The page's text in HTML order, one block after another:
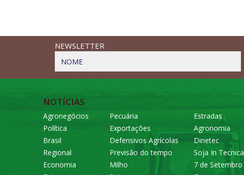
NEWSLETTER
NOME
NOTÍCIAS
Agronegócios
Política
Brasil
Regional
Economia
Pecuária
Exportações
Defensivos Agrícolas
Previsão do tempo
Milho
Estradas
Agronomia
Dinetec
Soja In Tecnica
7 de Setembro